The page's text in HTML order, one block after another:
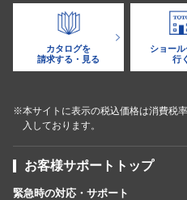
カタログを
請求する・見る
ショー
行く
※本サイトに表示の税込価格は消費税
入しております。
お客様サポートトップ
緊急時の対応・サポート